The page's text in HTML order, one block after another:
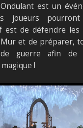
est un
joueurs
est de défendre les
et de préparer,
de guerre afin de
!